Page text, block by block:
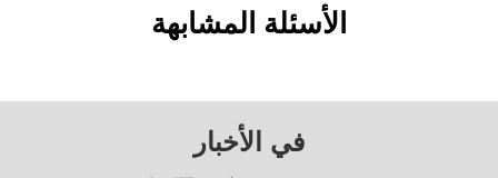
الأسئلة المشابهة
في الأخبار